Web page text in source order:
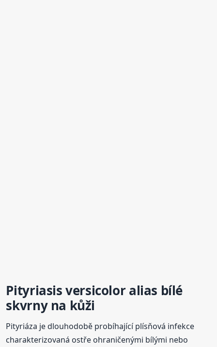
Pityriasis versicoloralias bílé
skvrny na kůži
Pityriáza je dlouhodobě probíhající plísňová infekce
charakterizovaná ostře ohraničenými bílými nebo